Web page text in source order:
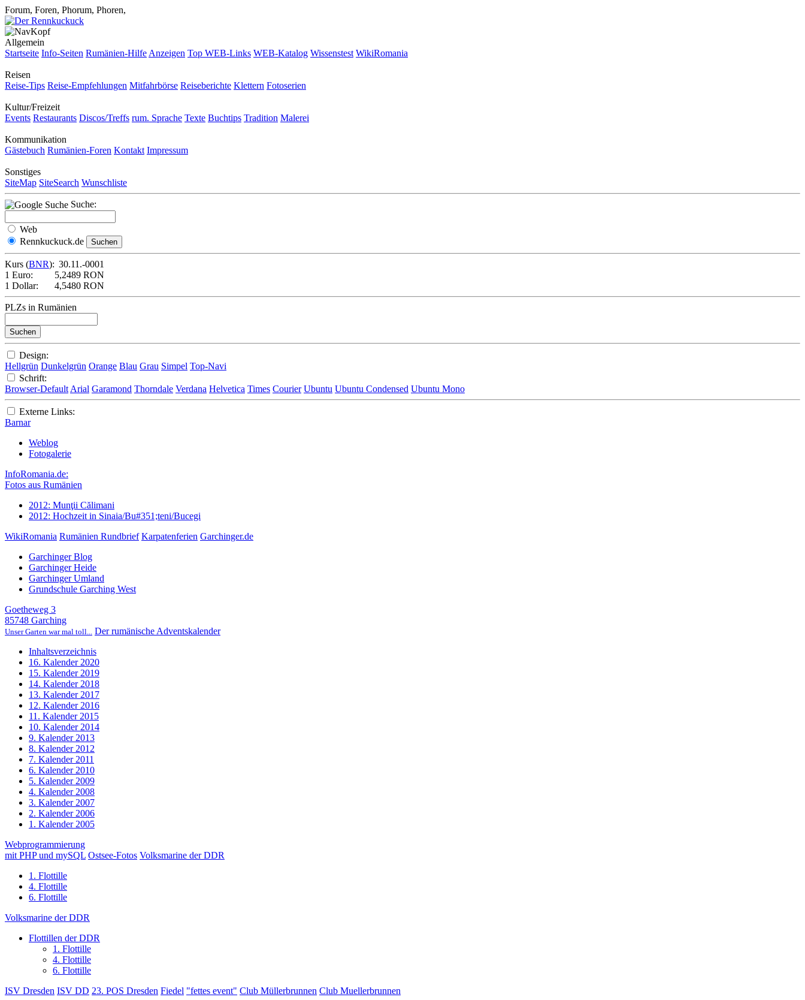
Forum, Foren, Phorum, Phoren,
Allgemein
Startseite Info-Seiten Rumänien-Hilfe Anzeigen Top WEB-Links WEB-Katalog Wissenstest WikiRomania
Reisen
Reise-Tips Reise-Empfehlungen Mitfahrbörse Reiseberichte Klettern Fotoserien
Kultur/Freizeit
Events Restaurants Discos/Treffs rum. Sprache Texte Buchtips Tradition Malerei
Kommunikation
Gästebuch Rumänien-Foren Kontakt Impressum
Sonstiges
SiteMap SiteSearch Wunschliste
Suche:
Web
Rennkuckuck.de
Kurs (BNR): 30.11.-0001
1 Euro:
5,2489 RON
1 Dollar:
4,5480 RON
PLZs in Rumänien
Design:
Hellgrün Dunkelgrün Orange Blau Grau Simpel Top-Navi
Schrift:
Browser-Default Arial Garamond Thorndale Verdana Helvetica Times Courier Ubuntu Ubuntu Condensed Ubuntu Mono
Externe Links:
Barnar
Weblog
Fotogalerie
InfoRomania.de:
Fotos aus Rumänien
2012: Munţii Călimani
2012: Hochzeit in Sinaia/Bu#351;teni/Bucegi
WikiRomania Rumänien Rundbrief Karpatenferien Garchinger.de
Garchinger Blog
Garchinger Heide
Garchinger Umland
Grundschule Garching West
Goetheweg 3
85748 Garching
Unser Garten war mal toll... Der rumänische Adventskalender
Inhaltsverzeichnis
16. Kalender 2020
15. Kalender 2019
14. Kalender 2018
13. Kalender 2017
12. Kalender 2016
11. Kalender 2015
10. Kalender 2014
9. Kalender 2013
8. Kalender 2012
7. Kalender 2011
6. Kalender 2010
5. Kalender 2009
4. Kalender 2008
3. Kalender 2007
2. Kalender 2006
1. Kalender 2005
Webprogrammierung
mit PHP und mySQL Ostsee-Fotos Volksmarine der DDR
1. Flottille
4. Flottille
6. Flottille
Volksmarine der DDR
Flottillen der DDR
1. Flottille
4. Flottille
6. Flottille
ISV Dresden ISV DD 23. POS Dresden Fiedel "fettes event" Club Müllerbrunnen Club Muellerbrunnen